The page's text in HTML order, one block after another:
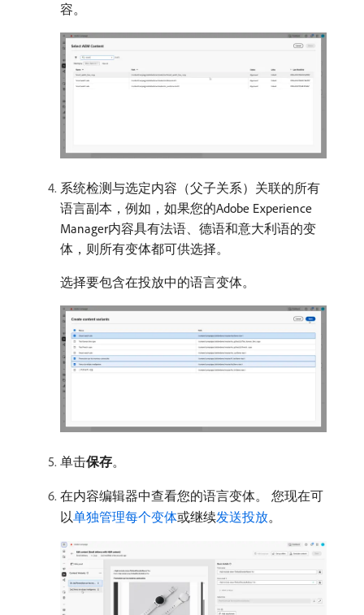
容。
系统检测与选定内容（父子关系）关联的所有
语言副本，例如，如果您的Adobe Experience
Manager内容具有法语、德语和意大利语的变
体，则所有变体都可供选择。
选择要包含在投放中的语言变体。
单击​保存。
在内容编辑器中查看您的语言变体。 您现在可
以单独管理每个变体或继续发送投放。